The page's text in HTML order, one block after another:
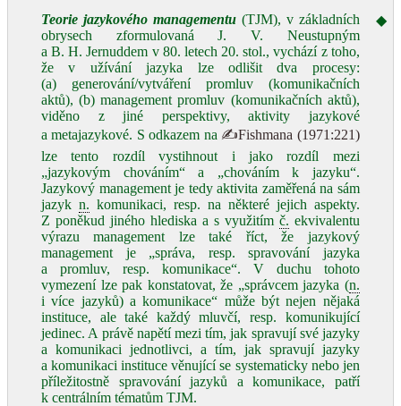
Teorie jazykového managementu(TJM), v základních
obrysech zformulovaná J. V. Neustupným
a B. H. Jernuddem v 80. letech 20. stol., vychází z toho,
že v užívání jazyka lze odlišit dva procesy:
(a) generování/vytváření promluv (komunikačních
aktů), (b) management promluv (komunikačních aktů),
viděno z jiné perspektivy, aktivity jazykové
a metajazykové. S odkazem na ✍Fishmana (1971:221)
lze tento rozdíl vystihnout i jako rozdíl mezi
„jazykovým chováním“ a „chováním k jazyku“.
Jazykový management je tedy aktivita zaměřená na sám
jazyk n. komunikaci, resp. na některé jejich aspekty.
Z poněkud jiného hlediska a s využitím č. ekvivalentu
výrazu management lze také říct, že jazykový
management je „správa, resp. spravování jazyka
a promluv, resp. komunikace“. V duchu tohoto
vymezení lze pak konstatovat, že „správcem jazyka (n.
i více jazyků) a komunikace“ může být nejen nějaká
instituce, ale také každý mluvčí, resp. komunikující
jedinec. A právě napětí mezi tím, jak spravují své jazyky
a komunikaci jednotlivci, a tím, jak spravují jazyky
a komunikaci instituce věnující se systematicky nebo jen
příležitostně spravování jazyků a komunikace, patří
k centrálním tématům TJM.
◆